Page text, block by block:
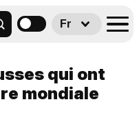
Fr
qui ont
mondiale